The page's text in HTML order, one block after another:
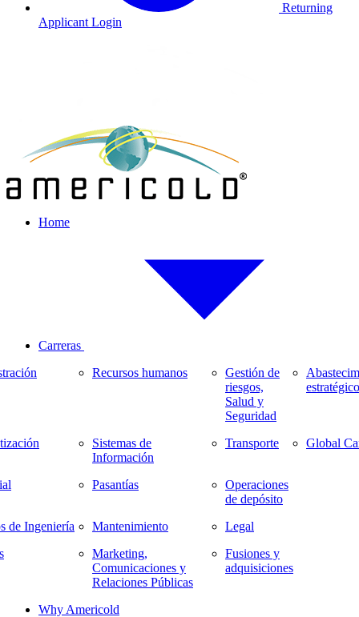
Returning
Applicant Login
Home
Carreras
de Ingeniería
Recursos humanos
Sistemas de
Información
Pasantías
Mantenimiento
Marketing,
Comunicaciones y
Relaciones Públicas
Gestión de
riesgos,
Salud y
Seguridad
Transporte
Operaciones
de depósito
Legal
Fusiones y
adquisiciones
estratégico
Global
Why Americold